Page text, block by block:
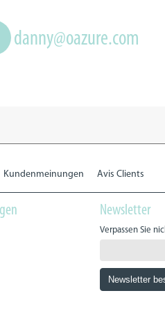
danny@oazure.com
Kundenmeinungen Avis Clients
Newsletter
Verpassen Sie